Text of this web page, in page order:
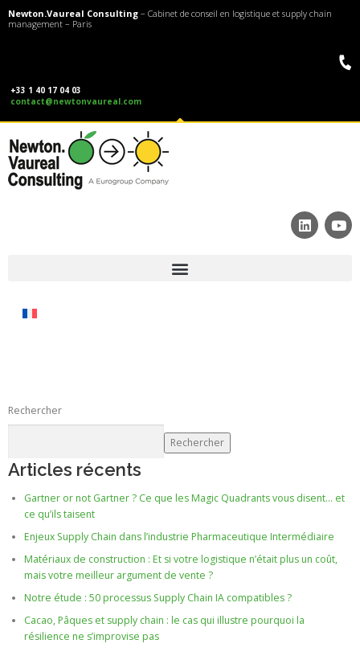
Newton.Vaureal Consulting – Cabinet de conseil en logistique et supply chain
management – Paris
+33 1 40 17 04 03
contact@newtonvaureal.com
Rechercher
Rechercher
Articles récents
Gartner or not Gartner ? Ce que les Magic Quadrants vous disent… et
ce qu’ils taisent
Enjeux Supply Chain dans l’industrie Pharmaceutique Intermédiaire
Matériaux de construction : Et si votre logistique n’était plus un coût,
mais votre meilleur argument de vente ?
Notre étude : 50 processus Supply Chain IA compatibles ?
Cacao, Pâques et supply chain : le cas qui illustre pourquoi la
résilience ne s’improvise pas